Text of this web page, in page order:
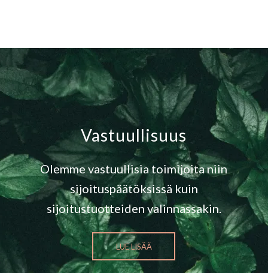
Vastuullisuus
Olemme vastuullisia toimijoita niin
sijoituspäätöksissä kuin
sijoitustuotteiden valinnassakin.
LUE LISÄÄ